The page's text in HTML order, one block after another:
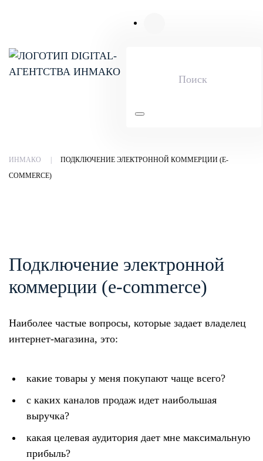
ИНМАКО
ПОДКЛЮЧЕНИЕ ЭЛЕКТРОННОЙ КОММЕРЦИИ (E-
COMMERCE)
Подключение электронной
коммерции (e-commerce)
Наиболее частые вопросы, которые задает владелец
интернет-магазина, это:
какие товары у меня покупают чаще всего?
с каких каналов продаж идет наибольшая
выручка?
какая целевая аудитория дает мне максимальную
прибыль?